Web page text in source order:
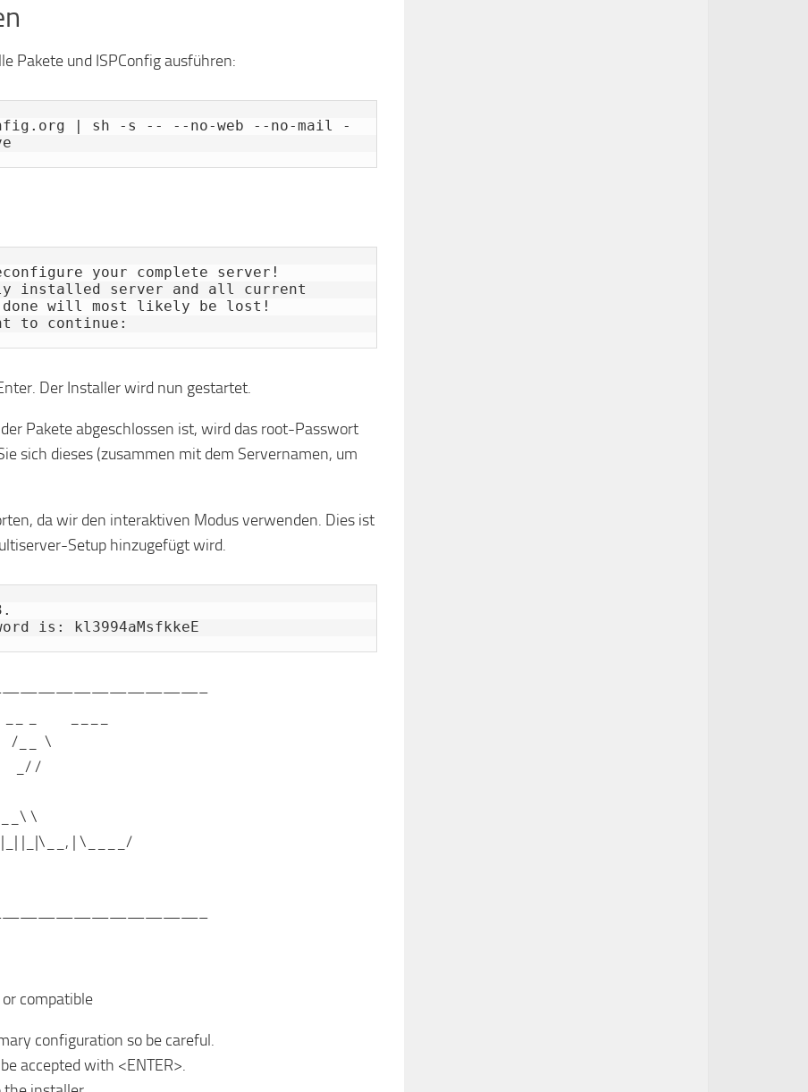
Pakete und ISPConfig ausführen:
| sh -s -- --no-web --no-mail -
your complete server!
installed server and all current
done will most likely be lost!
to continue:
Der Installer wird nun gestartet.
Pakete abgeschlossen ist, wird das root-Passwort
sich dieses (zusammen mit dem Servernamen, um
da wir den interaktiven Modus verwenden. Dies ist
Setup hinzugefügt wird.
is: kl3994aMsfkkeE
/__ \
_/ /
\
|_|\__, | \____/
compatible
configuration so be careful.
accepted with <ENTER>.